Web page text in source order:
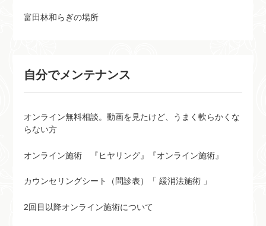
富田林和らぎの場所
自分でメンテナンス
オンライン無料相談。動画を見たけど、うまく軟らかくな
らない方
オンライン施術 『ヒヤリング』『オンライン施術』
カウンセリングシート（問診表）「 緩消法施術 」
2回目以降オンライン施術について